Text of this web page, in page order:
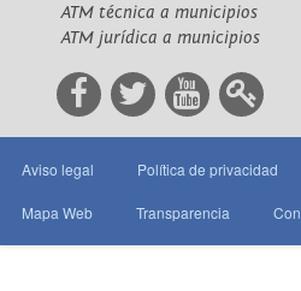
ATM técnica a municipios
ATM jurídica a municipios
Aviso legal Política de privacidad
Mapa Web Transparencia